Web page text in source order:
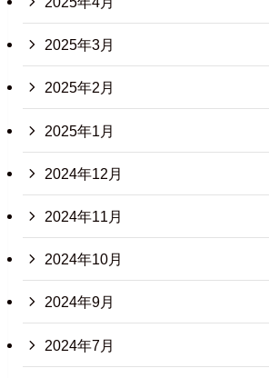
2025年3月
2025年2月
2025年1月
2024年12月
2024年11月
2024年10月
2024年9月
2024年7月